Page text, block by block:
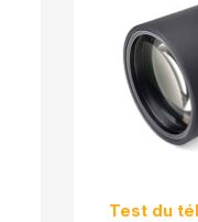
Test du